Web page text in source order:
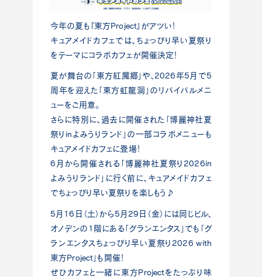
今年の夏も『東方Project』がアツい！
キュアメイドカフェでは、ちょっぴり早い夏祭り
をテーマにコラボカフェが開催決定！
夏が舞台の「東方紅魔郷」や、2026年5月で5
周年を迎えた「東方虹龍洞」のリバイバルメニ
ューをご用意。
さらに特別に、過去に開催された「博麗神社夏
祭りinよみうりランド」の一部コラボメニューも
キュアメイドカフェに登場！
6月から開催される「博麗神社夏祭り2026in
よみうりランド」に行く前に、キュアメイドカフェ
でちょっぴり早い夏祭りを楽しもう♪
5月16日（土）から5月29日（金）には同じビル、
オノデンの1階にある「グランエンタス」でも「グ
ランエンタスちょっぴり早い夏祭り2026 with
東方Project」も開催！
ぜひカフェと一緒に東方Projectをたっぷり味